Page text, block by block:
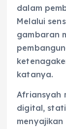
dalam
Melalui
gambaran
katanya.
Afriansyah
digital,